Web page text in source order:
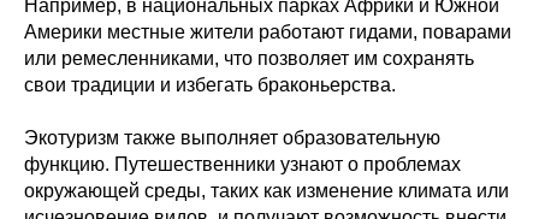
Например, в национальных парках Африки и Южной
Америки местные жители работают гидами, поварами
или ремесленниками, что позволяет им сохранять
свои традиции и избегать браконьерства.
Экотуризм также выполняет образовательную
функцию. Путешественники узнают о проблемах
окружающей среды, таких как изменение климата или